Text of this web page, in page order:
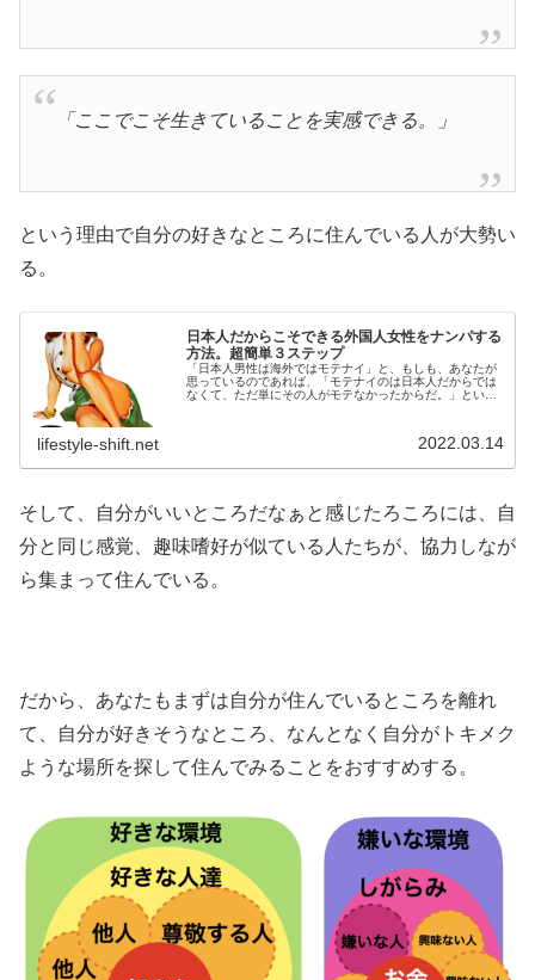
「ここでこそ生きていることを実感できる。」
という理由で自分の好きなところに住んでいる人が大勢い
る。
日本人だからこそできる外国人女性をナンパする
方法。超簡単３ステップ
「日本人男性は海外ではモテナイ」と、もしも、あなたが
思っているのであれば、「モテナイのは日本人だからでは
なくて、ただ単にその人がモテなかったからだ。」という
lifestyle-shift.net 2022.03.14
そして、自分がいいところだなぁと感じたろころには、自
分と同じ感覚、趣味嗜好が似ている人たちが、協力しなが
ら集まって住んでいる。
だから、あなたもまずは自分が住んでいるところを離れ
て、自分が好きそうなところ、なんとなく自分がトキメク
ような場所を探して住んでみることをおすすめする。